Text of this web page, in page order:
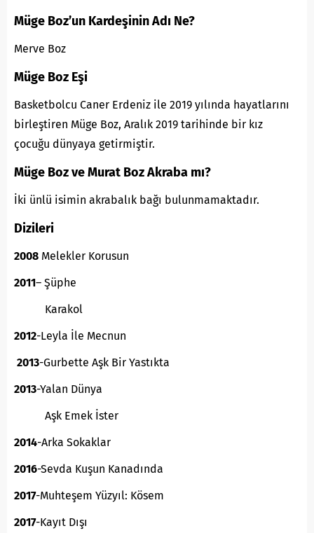
Müge Boz’un Kardeşinin Adı Ne?
Merve Boz
Müge Boz Eşi
Basketbolcu Caner Erdeniz ile 2019 yılında hayatlarını
birleştiren Müge Boz, Aralık 2019 tarihinde bir kız
çocuğu dünyaya getirmiştir.
Müge Boz ve Murat Boz Akraba mı?
İki ünlü isimin akrabalık bağı bulunmamaktadır.
Dizileri
2008 Melekler Korusun
2011– Şüphe
Karakol
2012-Leyla İle Mecnun
2013-Gurbette Aşk Bir Yastıkta
2013-Yalan Dünya
Aşk Emek İster
2014-Arka Sokaklar
2016-Sevda Kuşun Kanadında
2017-Muhteşem Yüzyıl: Kösem
2017-Kayıt Dışı